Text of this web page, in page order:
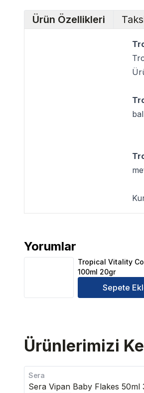
Ürün Özellikleri
Yorumlar
Tropical Vitality Color 100ml
Tropical Vitality
100ml 20gr
Sepete
Ürünlerimizi
Sera
Sera Vipan Baby Flakes 50ml